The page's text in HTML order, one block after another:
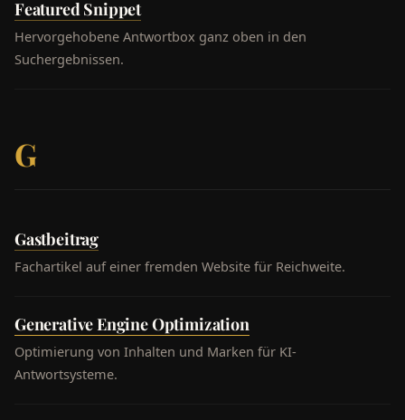
Featured Snippet
Hervorgehobene Antwortbox ganz oben in den
Suchergebnissen.
G
Gastbeitrag
Fachartikel auf einer fremden Website für Reichweite.
Generative Engine Optimization
Optimierung von Inhalten und Marken für KI-
Antwortsysteme.